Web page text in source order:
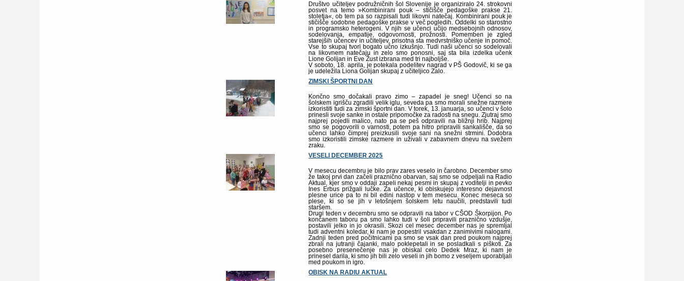
Društvo učiteljev podružničnih šol Slovenije je organiziralo 24. strokovni
posvet na temo »Kombinirani pouk – stičišče pedagoške prakse 21.
stoletja«, ob tem pa so razpisali tudi likovni natečaj. Kombinirani pouk je
stičišče sodobne pedagoške prakse v več pogledih. Oddelki so starostno
in programsko heterogeni. V njih se učenci učijo medsebojnih odnosov,
sodelovanja, empatije, odgovornosti, prožnosti. Pomemben je zgled
starejših učencev in učiteljev, prisotna sta medvrstniško učenje in pomoč.
Vse to skupaj tvori bogato učno izkušnjo. Tudi naši učenci so sodelovali
na likovnem natečaju in zelo smo ponosni, saj sta bila izdelka učenk
Lione Golijan in Eve Žust izbrana med tri najboljše.
V soboto, 18. aprila, je potekala podelitev nagrad v PŠ Godovič, ki se ga
je udeležila Liona Golijan skupaj z učiteljico Zalo.
ZIMSKI ŠPORTNI DAN
Končno smo dočakali pravo zimo – zapadel je sneg! Učenci so na
šolskem igrišču zgradili velik iglu, seveda pa smo morali snežne razmere
izkoristiti tudi za zimski športni dan. V torek, 13. januarja, so učenci v šolo
prinesli svoje sanke in ostale pripomočke za radosti na snegu. Zjutraj smo
najprej pojedli malico, nato pa se peš odpravili na bližnji hrib. Najprej
smo se pogovorili o varnosti, potem pa hitro pripravili sankališče, da so
učenci lahko čimprej preizkusili svoje sani na snežni strmini. Dodobra
smo izkoristili zimske razmere in uživali v zabavnem dnevu na svežem
zraku.
VESELI DECEMBER 2025
V mesecu decembru je bilo prav zares veselo in čarobno. December smo
že takoj prvi dan začeli praznično obarvan, saj smo se odpeljali na Radio
Aktual, kjer smo v oddaji zapeli nekaj pesmi in skupaj z voditelji in pevko
Ines Erbus prižgali lučke. Za učence, ki obiskujejo interesno dejavnost
plesne urice pa to ni bil edini nastop v tem mesecu. Konec meseca so
plese, ki so se jih v letošnjem šolskem letu naučili, predstavili tudi
staršem.
Drugi teden v decembru smo se odpravili na tabor v CŠOD Škorpijon. Po
končanem taboru pa smo lahko tudi v šoli pripravili praznično vzdušje,
postavili jelko in jo okrasili. Skozi cel mesec december nas je spremljal
tudi adventni koledar, ki nam je popestril vsakdan z zanimivimi nalogami.
Zadnji teden pred počitnicami pa smo se vsak dan pred poukom najprej
zbrali na jutranji čajanki, malo poklepetali in se posladkali s piškoti. Za
posebno presenečenje nas je obiskal celo Dedek Mraz, ki nam je
prinesel darila, ki smo jih bili zelo veseli in jih bomo z veseljem uporabljali
med poukom in igro.
OBISK NA RADIU AKTUAL